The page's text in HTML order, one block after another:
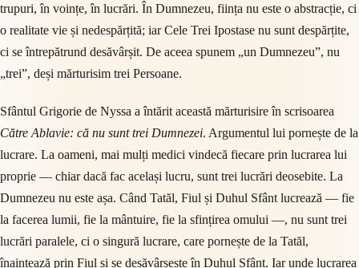
trupuri, în voințe, în lucrări. În Dumnezeu, ființa nu este o abstracție, ci
o realitate vie și nedespărțită; iar Cele Trei Ipostase nu sunt despărțite,
ci se întrepătrund desăvârșit. De aceea spunem „un Dumnezeu”, nu
„trei”, deși mărturisim trei Persoane.
Sfântul Grigorie de Nyssa a întărit această mărturisire în scrisoarea
Către Ablavie: că nu sunt trei Dumnezei. Argumentul lui pornește de la
lucrare. La oameni, mai mulți medici vindecă fiecare prin lucrarea lui
proprie — chiar dacă fac același lucru, sunt trei lucrări deosebite. La
Dumnezeu nu este așa. Când Tatăl, Fiul și Duhul Sfânt lucrează — fie
la facerea lumii, fie la mântuire, fie la sfințirea omului —, nu sunt trei
lucrări paralele, ci o singură lucrare, care pornește de la Tatăl,
înaintează prin Fiul și se desăvârșește în Duhul Sfânt. Iar unde lucrarea